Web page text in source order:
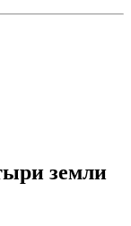
земли